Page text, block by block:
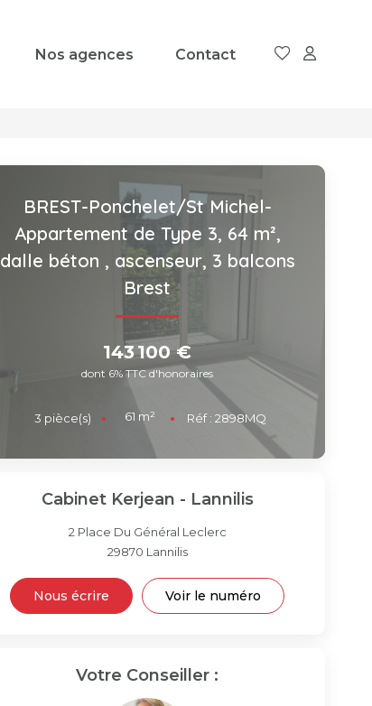
Nos agences Contact
BREST-Ponchelet/St Michel-
Appartement de Type 3, 64 m²,
dalle béton , ascenseur, 3 balcons
Brest
143 100 €
dont 6% TTC d'honoraires
3 pièce(s) 61 m² Réf : 2898MQ
Cabinet Kerjean - Lannilis
2 Place Du Général Leclerc
29870 Lannilis
Nous écrire Voir le numéro
Votre Conseiller :